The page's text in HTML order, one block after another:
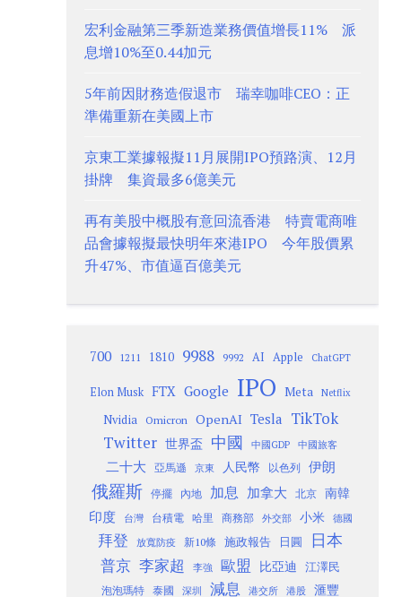
宏利金融第三季新造業務價值增長11% 派
息增10%至0.44加元
5年前因財務造假退市 瑞幸咖啡CEO：正
準備重新在美國上市
京東工業據報擬11月展開IPO預路演、12月
掛牌 集資最多6億美元
再有美股中概股有意回流香港 特賣電商唯
品會據報擬最快明年來港IPO 今年股價累
升47%、市值逼百億美元
700 1211 1810 9988 9992 AI Apple ChatGPT
Elon Musk FTX Google IPO Meta Netflix
Nvidia Omicron OpenAI Tesla TikTok
Twitter 世界盃 中國 中國GDP 中國旅客
二十大 亞馬遜 京東 人民幣 以色列 伊朗
俄羅斯 停擺 內地 加息 加拿大 北京
南韓
印度
台灣 台積電 哈里 商務部 外交部 小米 德國
拜登 放寬防疫 新10條 施政報告 日圓 日本
普京 李家超 李強 歐盟 比亞迪 江澤民
泡泡瑪特 泰國 深圳 減息 港交所 港股 滙豐